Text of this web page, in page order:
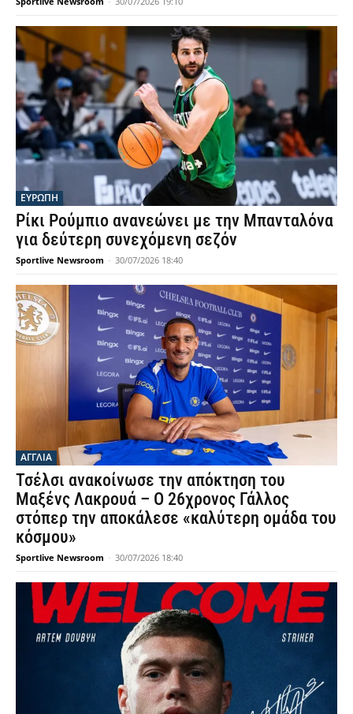
ΕΥΡΩΠΗ
Ρίκι Ρούμπιο ανανεώνει με την Μπανταλόνα
για δεύτερη συνεχόμενη σεζόν
Sportlive Newsroom - 30/07/2026 18:40
ΑΓΓΛΙΑ
Τσέλσι ανακοίνωσε την απόκτηση του
Μαξένς Λακρουά – Ο 26χρονος Γάλλος
στόπερ την αποκάλεσε «καλύτερη ομάδα του
κόσμου»
Sportlive Newsroom - 30/07/2026 18:40